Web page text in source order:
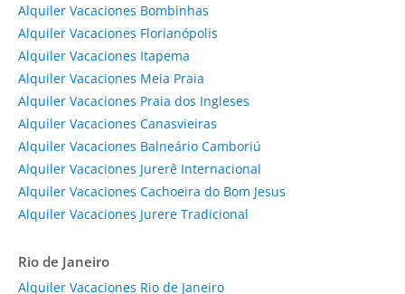
Alquiler Vacaciones Bombinhas
Alquiler Vacaciones Florianópolis
Alquiler Vacaciones Itapema
Alquiler Vacaciones Meia Praia
Alquiler Vacaciones Praia dos Ingleses
Alquiler Vacaciones Canasvieiras
Alquiler Vacaciones Balneário Camboriú
Alquiler Vacaciones Jurerê Internacional
Alquiler Vacaciones Cachoeira do Bom Jesus
Alquiler Vacaciones Jurere Tradicional
Rio de Janeiro
Alquiler Vacaciones Rio de Janeiro